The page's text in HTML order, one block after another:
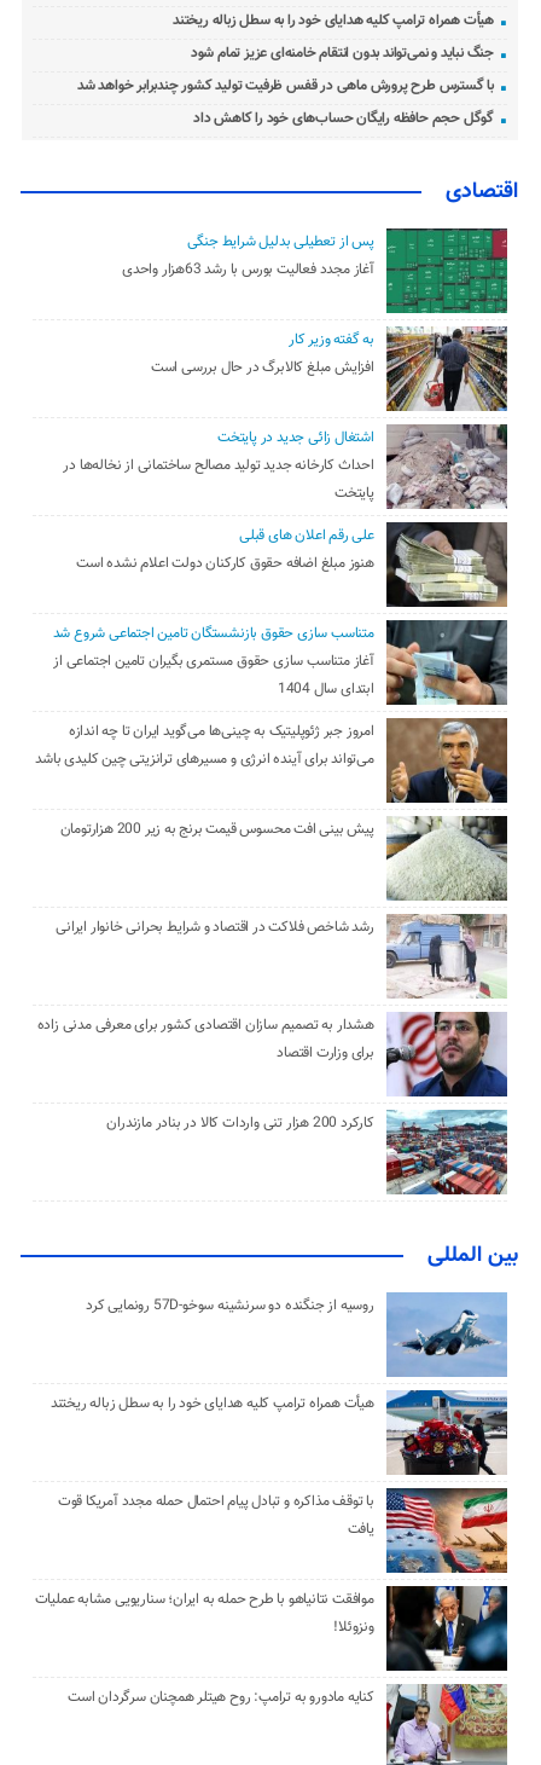
هیأت همراه ترامپ کلیه هدایای خود را به سطل زباله ریختند
جنگ نباید و نمی‌تواند بدون انتقام خامنه‌ای عزیز تمام شود
با گسترس طرح پرورش ماهی در قفس ظرفیت تولید کشور چندبرابر خواهد شد
گوگل حجم حافظه رایگان حساب‌های خود را کاهش داد
اقتصادی
پس از تعطیلی بدلیل شرایط جنگی
آغاز مجدد فعالیت بورس با رشد 63هزار واحدی
به گفته وزیر کار
افزایش مبلغ کالابرگ در حال بررسی است
اشتغال زائی جدید در پایتخت
احداث کارخانه جدید تولید مصالح ساختمانی از نخاله‌ها در
پایتخت
علی رقم اعلان های قبلی
هنوز مبلغ اضافه حقوق کارکنان دولت اعلام نشده است
متناسب سازی حقوق بازنشستگان تامین اجتماعی شروع شد
آغاز متناسب سازی حقوق مستمری بگیران تامین اجتماعی از
ابتدای سال 1404
امروز جبر ژئوپلیتیک به چینی‌ها می‌گوید ایران تا چه اندازه
می‌تواند برای آینده انرژی و مسیرهای ترانزیتی چین کلیدی باشد
پیش بینی افت محسوس قیمت برنج به زیر 200 هزارتومان
رشد شاخص فلاکت در اقتصاد و شرایط بحرانی خانوار ایرانی
هشدار به تصمیم سازان اقتصادی کشور برای معرفی مدنی زاده
برای وزارت اقتصاد
کارکرد 200 هزار تنی واردات کالا در بنادر مازندران
بین المللی
روسیه از جنگنده دو سرنشینه سوخو-57D رونمایی کرد
هیأت همراه ترامپ کلیه هدایای خود را به سطل زباله ریختند
با توقف مذاکره و تبادل پیام احتمال حمله مجدد آمریکا قوت
یافت
موافقت نتانیاهو با طرح حمله به ایران؛ سناریویی مشابه عملیات
ونزوئلا!
کنایه مادورو به ترامپ: روح هیتلر همچنان سرگردان است